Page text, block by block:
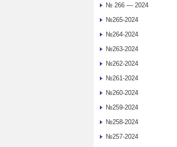
№ 266 — 2024
№265-2024
№264-2024
№263-2024
№262-2024
№261-2024
№260-2024
№259-2024
№258-2024
№257-2024